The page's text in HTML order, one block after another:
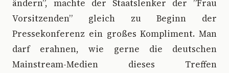
ändern”, machte der Staatslenker der ”Frau
Vorsitzenden” gleich zu Beginn der
Pressekonferenz ein großes Kompliment. Man
darf erahnen, wie gerne die deutschen
Mainstream-Medien dieses Treffen